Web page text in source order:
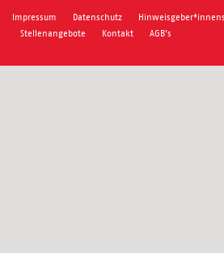
Impressum Datenschutz
Stellenangebote
Kontakt AGB's